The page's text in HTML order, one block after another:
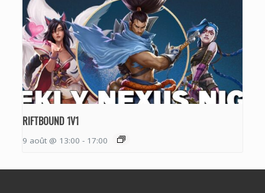
RIFTBOUND 1V1
9 août @ 13:00 - 17:00